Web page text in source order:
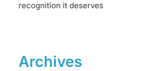
recognition it deserves
Archives